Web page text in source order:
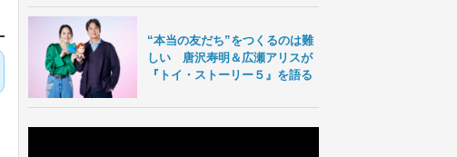
“本当の友だち”をつくるのは難
しい 唐沢寿明＆広瀬アリスが
『トイ・ストーリー５』を語る